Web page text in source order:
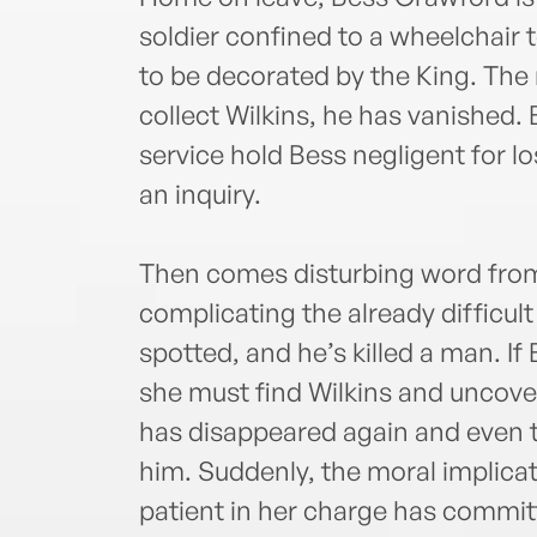
soldier confined to a wheelchair
to be decorated by the King.
collect Wilkins, he has
service hold Bess negligent for
an inquiry.
Then comes disturbing word
complicating the already
spotted, and he’s killed a man.
she must find Wilkins and
has disappeared again and
him. Suddenly, the moral
patient in her charge has